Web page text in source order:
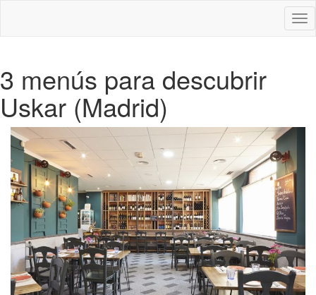
3 menús para descubrir
Uskar (Madrid)